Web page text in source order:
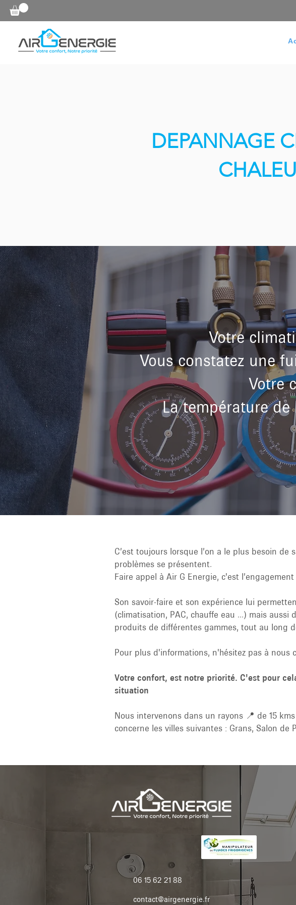
DEPANNAGE
Votre
Vous constatez une
Votre
La température
C’est toujours lorsque l’on a le plus besoin
problèmes se présentent.
Faire appel à Air G Energie, c'est
Son savoir-faire et son expérience lui
(climatisation, PAC, chauffe eau ...) mais
produits de différentes gammes, tout au long
Pour plus d'informations, n'hésitez pas à nous
Votre confort, est notre priorité. C'est pour
situation
Nous intervenons dans un rayons 📍 de 15
concerne les villes suivantes : Grans, Salon
06 15 62 21 88
contact@airgenergie.fr